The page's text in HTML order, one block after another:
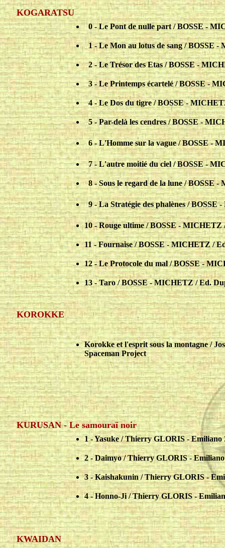
KOGARATSU
..0 - Le Pont de nulle part / BOSSE -
..1 - Le Mon au lotus de sang / BOSSE
..2 - Le Trésor des Etas / BOSSE -
..3 - Le Printemps écartelé / BOSSE -
..4 - Le Dos du tigre / BOSSE -
..5 - Par-delà les cendres / BOSSE -
..6 - L'Homme sur la vague / BOSSE -
..7 - L'autre moitié du ciel / BOSSE -
..8 - Sous le regard de la lune / BOSSE
..9 - La Stratégie des phalènes /
10 - Rouge ultime / BOSSE - MICHETZ
11 - Fournaise / BOSSE - MICHETZ /
12 - Le Protocole du mal / BOSSE -
13 - Taro / BOSSE - MICHETZ / Ed.
KOROKKE
Korokke et l'esprit sous la montagne /
Spaceman Project
KURUSAN - Le samouraï noir
1 - Yasuke / Thierry GLORIS -
2 - Daimyo / Thierry GLORIS -
3 - Kaishakunin / Thierry GLORIS -
4 - Honno-Ji / Thierry GLORIS -
KWAIDAN